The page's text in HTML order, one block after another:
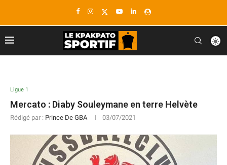
Ligue 1
Mercato : Diaby Souleymane en terre Helvète
Rédigé par : Prince De GBA 03/07/2021